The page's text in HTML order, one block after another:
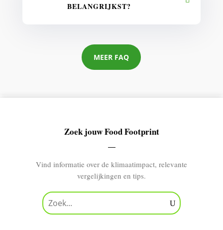
BELANGRIJKST?
MEER FAQ
Zoek jouw Food Footprint
Vind informatie over de klimaatimpact, relevante
vergelijkingen en tips.